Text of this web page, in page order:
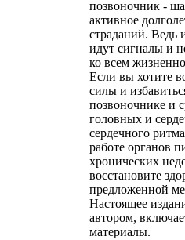
позвоночник -
активное
страданий. Ведь
идут сигналы и
ко всем
Если вы хотите
силы и
позвоночнике и
головных и
сердечного
работе органов
хронических
восстановите
предложенной
Настоящее
автором,
материалы.